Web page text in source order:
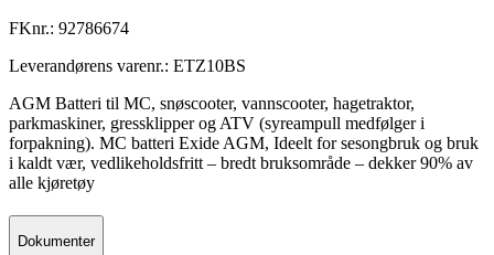
FKnr.: 92786674
Leverandørens varenr.: ETZ10BS
AGM Batteri til MC, snøscooter, vannscooter, hagetraktor,
parkmaskiner, gressklipper og ATV (syreampull medfølger i
forpakning). MC batteri Exide AGM, Ideelt for sesongbruk og bruk
i kaldt vær, vedlikeholdsfritt – bredt bruksområde – dekker 90% av
alle kjøretøy
Dokumenter